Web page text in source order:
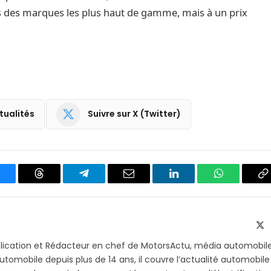
marques les plus haut de gamme, mais à un prix
Suivre sur X (Twitter)
Threads
Partager
Email LinkedIn WhatsApp
et Rédacteur en chef de MotorsActu, média
depuis plus de 14 ans, il couvre l’actualité automobile